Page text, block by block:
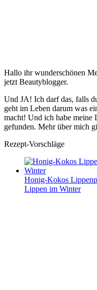
Hallo ihr wunderschönen
jetzt Beautyblogger.
Und JA! Ich darf das, falls
geht im Leben darum was
macht! Und ich habe
gefunden. Mehr über mich
Rezept-Vorschläge
Honig-Kokos
Lippen im Winter